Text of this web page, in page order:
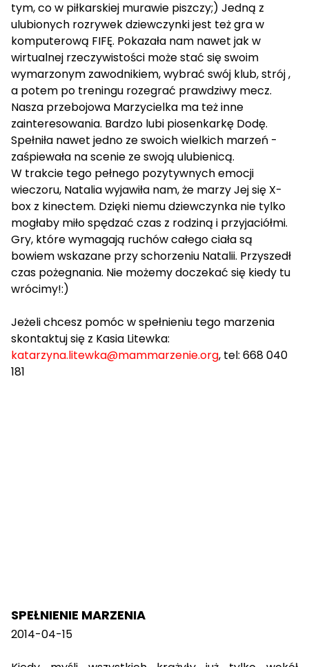
tym, co w piłkarskiej murawie piszczy;) Jedną z
ulubionych rozrywek dziewczynki jest też gra w
komputerową FIFĘ. Pokazała nam nawet jak w
wirtualnej rzeczywistości może stać się swoim
wymarzonym zawodnikiem, wybrać swój klub, strój ,
a potem po treningu rozegrać prawdziwy mecz.
Nasza przebojowa Marzycielka ma też inne
zainteresowania. Bardzo lubi piosenkarkę Dodę.
Spełniła nawet jedno ze swoich wielkich marzeń -
zaśpiewała na scenie ze swoją ulubienicą.
W trakcie tego pełnego pozytywnych emocji
wieczoru, Natalia wyjawiła nam, że marzy Jej się X-
box z kinectem. Dzięki niemu dziewczynka nie tylko
mogłaby miło spędzać czas z rodziną i przyjaciółmi.
Gry, które wymagają ruchów całego ciała są
bowiem wskazane przy schorzeniu Natalii. Przyszedł
czas pożegnania. Nie możemy doczekać się kiedy tu
wrócimy!:)
Jeżeli chcesz pomóc w spełnieniu tego marzenia
skontaktuj się z Kasia Litewka:
katarzyna.litewka@mammarzenie.org, tel: 668 040
181
SPEŁNIENIE MARZENIA
2014-04-15